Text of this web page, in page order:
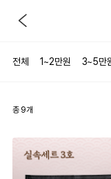
전체 1~2만원 3~5만
총 9개